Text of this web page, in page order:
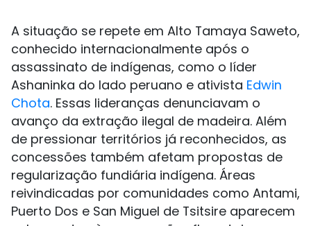
A situação se repete em Alto Tamaya Saweto,
conhecido internacionalmente após o
assassinato de indígenas, como o líder
Ashaninka do lado peruano e ativista Edwin
Chota. Essas lideranças denunciavam o
avanço da extração ilegal de madeira. Além
de pressionar territórios já reconhecidos, as
concessões também afetam propostas de
regularização fundiária indígena. Áreas
reivindicadas por comunidades como Antami,
Puerto Dos e San Miguel de Tsitsire aparecem